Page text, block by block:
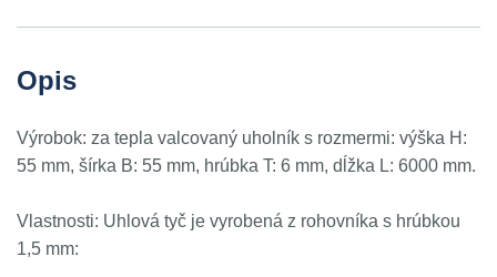
Opis
Výrobok: za tepla valcovaný uholník s rozmermi: výška H:
55 mm, šírka B: 55 mm, hrúbka T: 6 mm, dĺžka L: 6000 mm.
Vlastnosti: Uhlová tyč je vyrobená z rohovníka s hrúbkou
1,5 mm: